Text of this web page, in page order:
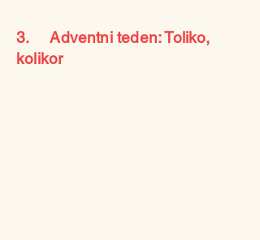
3. Adventni teden: Toliko,
kolikor